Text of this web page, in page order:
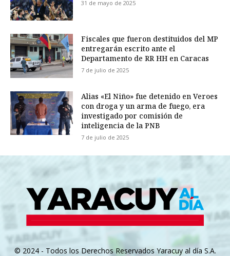
31 de mayo de 2025
Fiscales que fueron destituidos del MP
entregarán escrito ante el
Departamento de RR HH en Caracas
7 de julio de 2025
Alias «El Niño» fue detenido en Veroes
con droga y un arma de fuego, era
investigado por comisión de
inteligencia de la PNB
7 de julio de 2025
© 2024 - Todos los Derechos Reservados Yaracuy al día S.A.